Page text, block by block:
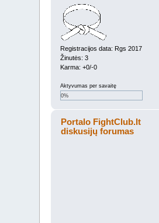
Registracijos data: Rgs 2017
Žinutės: 3
Karma: +0/-0
Aktyvumas per savaitę
0%
Portalo FightClub.lt
diskusijų forumas